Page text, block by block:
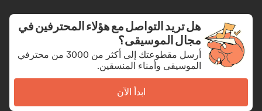
هل تريد التواصل مع هؤلاء المحترفين في
مجال الموسيقى؟
أرسل مقطوعتك إلى أكثر من 3000 من محترفي
الموسيقى وأمناء المنسقين.
ابدأ الآن